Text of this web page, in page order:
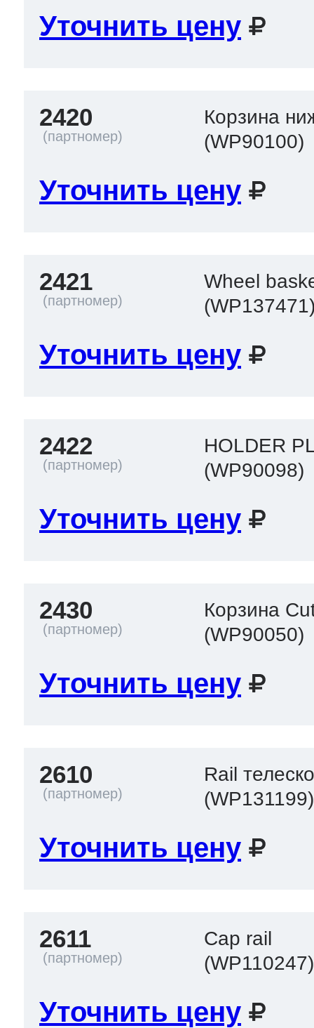
Уточнить цену
2420
Корзина
(WP90100)
Уточнить цену
2421
Wheel
Уточнить цену
2422
HOLDER
(WP90098)
Уточнить цену
2430
Корзина
(WP90050)
Уточнить цену
2610
Rail
(WP131199)
Уточнить цену
2611
Cap rail
(WP110247)
Уточнить цену